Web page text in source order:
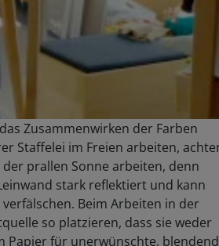
Zusammenwirken der Farben
Staffelei im Freien arbeiten, achten
prallen Sonne arbeiten, denn
stark reflektiert und kann
Beim Arbeiten in der
so platzieren, dass sie weder
Papier für unerwünschte, blendende